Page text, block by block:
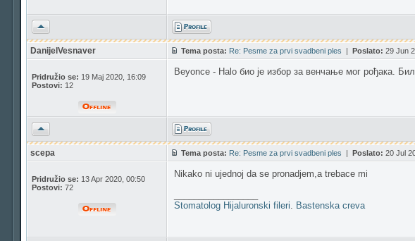
Vrh
DanijelVesnaver Tema posta: Re: Pesme za prvi svadbeni ples | Poslato: 29 Jun
Pridružio se: 19 Maj 2020, 16:09
Postovi: 12
Beyonce - Halo био је избор за венчање мог рођака.
Vrh
scepa Tema posta: Re: Pesme za prvi svadbeni ples | Poslato: 20 Jul
Pridružio se: 13 Apr 2020, 00:50
Postovi: 72
Nikako ni ujednoj da se pronadjem,a trebace mi
Stomatolog Hijaluronski fileri. Bastenska creva